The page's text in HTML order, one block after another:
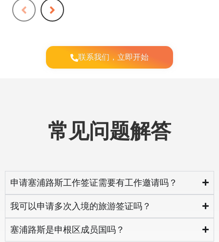
联系我们，立即开始
常见问题解答
申请塞浦路斯工作签证需要有工作邀请吗？
我可以申请多次入境的旅游签证吗？
塞浦路斯是申根区成员国吗？